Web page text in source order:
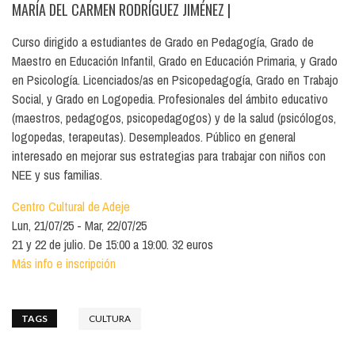
MARÍA DEL CARMEN RODRÍGUEZ JIMÉNEZ |
Curso dirigido a estudiantes de Grado en Pedagogía, Grado de
Maestro en Educación Infantil, Grado en Educación Primaria, y Grado
en Psicología. Licenciados/as en Psicopedagogía, Grado en Trabajo
Social, y Grado en Logopedia. Profesionales del ámbito educativo
(maestros, pedagogos, psicopedagogos) y de la salud (psicólogos,
logopedas, terapeutas). Desempleados. Público en general
interesado en mejorar sus estrategias para trabajar con niños con
NEE y sus familias.
Centro Cultural de Adeje
Lun, 21/07/25
Mar, 22/07/25
21 y 22 de julio. De 15:00 a 19:00. 32 euros
Más info e inscripción
TAGS CULTURA